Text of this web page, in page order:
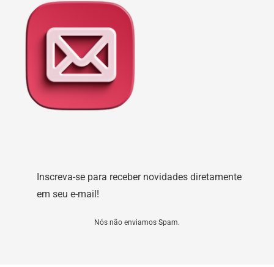
Inscreva-se para receber novidades diretamente
em seu e-mail!
Nós não enviamos Spam.